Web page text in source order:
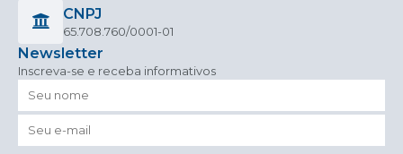
CNPJ
65.708.760/0001-01
Newsletter
Inscreva-se e receba informativos